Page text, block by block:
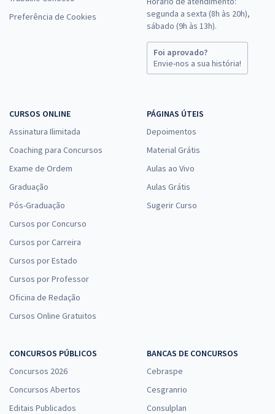
Preferência de Cookies
segunda a sexta (8h às 20h),
sábado (9h às 13h).
Foi aprovado?
Envie-nos a sua história!
CURSOS ONLINE
Assinatura Ilimitada
Coaching para Concursos
Exame de Ordem
Graduação
Pós-Graduação
Cursos por Concurso
Cursos por Carreira
Cursos por Estado
Cursos por Professor
Oficina de Redação
Cursos Online Gratuitos
PÁGINAS ÚTEIS
Depoimentos
Material Grátis
Aulas ao Vivo
Aulas Grátis
Sugerir Curso
CONCURSOS PÚBLICOS
Concursos 2026
Concursos Abertos
Editais Publicados
BANCAS DE CONCURSOS
Cebraspe
Cesgranrio
Consulplan